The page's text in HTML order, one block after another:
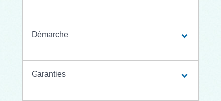
Démarche
Garanties